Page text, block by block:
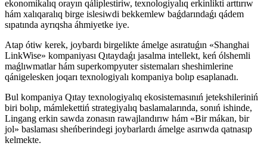
ekonomikalıq orayın qáliplestiriw, texnologiyalıq erkinlikti arttırıw
hám xalıqaralıq birge islesiwdi bekkemlew baǵdarındaǵı qádem
sıpatında ayrıqsha áhmiyetke iye.
Atap ótiw kerek, joybardı birgelikte ámelge asıratuǵın «Shanghai
LinkWise» kompaniyası Qıtaydaǵı jasalma intellekt, keń ólshemli
maǵlıwmatlar hám superkompyuter sistemaları sheshimlerine
qánigelesken joqarı texnologiyalı kompaniya bolıp esaplanadı.
Bul kompaniya Qıtay texnologiyalıq ekosistemasınıń jetekshileriniń
biri bolıp, mámlekettiń strategiyalıq baslamalarında, sonıń ishinde,
Lingang erkin sawda zonasın rawajlandırıw hám «Bir mákan, bir
jol» baslaması sheńberindegi joybarlardı ámelge asırıwda qatnasıp
kelmekte.